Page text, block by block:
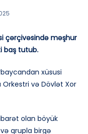
çərçivəsində məşhur
baş tutub.
xüsusi
və Dövlət Xor
olan böyük
qrupla birgə